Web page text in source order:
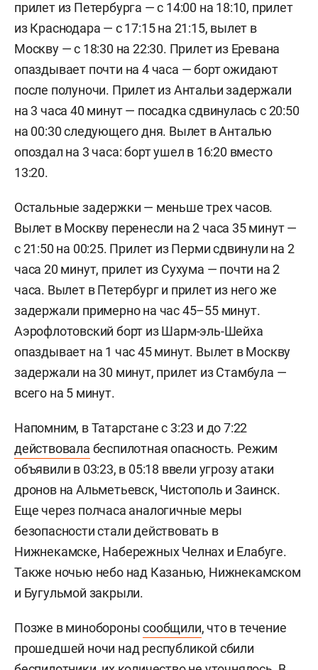
прилет из Петербурга — с 14:00 на 18:10, прилет
из Краснодара — с 17:15 на 21:15, вылет в
Москву — с 18:30 на 22:30. Прилет из Еревана
опаздывает почти на 4 часа — борт ожидают
после полуночи. Прилет из Антальи задержали
на 3 часа 40 минут — посадка сдвинулась с 20:50
на 00:30 следующего дня. Вылет в Анталью
опоздал на 3 часа: борт ушел в 16:20 вместо
13:20.
Остальные задержки — меньше трех часов.
Вылет в Москву перенесли на 2 часа 35 минут —
с 21:50 на 00:25. Прилет из Перми сдвинули на 2
часа 20 минут, прилет из Сухума — почти на 2
часа. Вылет в Петербург и прилет из него же
задержали примерно на час 45–55 минут.
Аэрофлотовский борт из Шарм-эль-Шейха
опаздывает на 1 час 45 минут. Вылет в Москву
задержали на 30 минут, прилет из Стамбула —
всего на 5 минут.
Напомним, в Татарстане с 3:23 и до 7:22
действовала беспилотная опасность. Режим
объявили в 03:23, в 05:18 ввели угрозу атаки
дронов на Альметьевск, Чистополь и Заинск.
Еще через полчаса аналогичные меры
безопасности стали действовать в
Нижнекамске, Набережных Челнах и Елабуге.
Также ночью небо над Казанью, Нижнекамском
и Бугульмой закрыли.
Позже в миноборонысообщили, что в течение
прошедшей ночи над республикой сбили